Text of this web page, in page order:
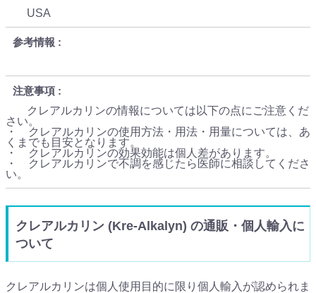
USA
参考情報
注意事項
クレアルカリンの情報については以下の点にご注意くだ
さい。
・ クレアルカリンの使用方法・用法・用量については、あ
くまでも目安となります。
・ クレアルカリンの効果効能は個人差があります。
・ クレアルカリンで不調を感じたら医師に相談してくださ
い。
クレアルカリン (Kre-Alkalyn) の通販・個人輸入に
ついて
クレアルカリンは個人使用目的に限り個人輸入が認められま